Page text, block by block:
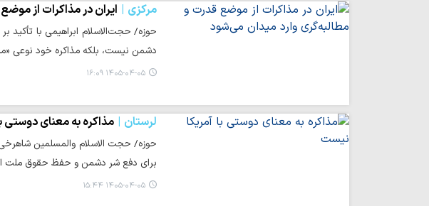
مرکزی ایران در مذاکرات از
حوزه/ حجت‌الاسلام ابراهیمی با تأکید
دشمن نیست، بلکه مذاکره خود نوعی
۱۴۰۵-۰۴-۰۵ ۱۶:۰۹
لرستان مذاکره به معنای دوستی
حوزه/ حجت الاسلام والمسلمین شاهرخی
برای دفع شر دشمن و حفظ حقوق ملت
۱۴۰۵-۰۴-۰۵ ۱۵:۴۴